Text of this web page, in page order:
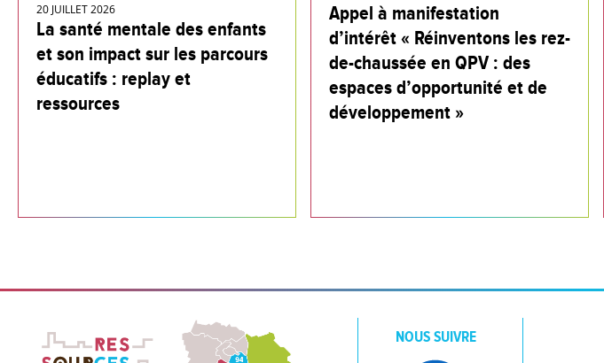
20 JUILLET 2026
La santé mentale des enfants
et son impact sur les parcours
éducatifs : replay et
ressources
Appel à manifestation
d’intérêt « Réinventons les rez-
de-chaussée en QPV : des
espaces d’opportunité et de
développement »
NOUS SUIVRE